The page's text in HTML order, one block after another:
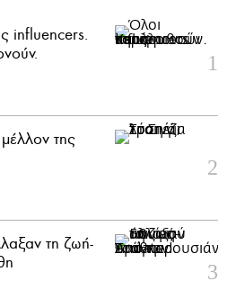
influencers.
της
τη ζωή-